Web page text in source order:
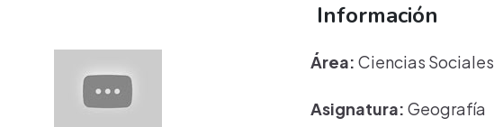
Información
Área: Ciencias Sociales
Asignatura: Geografía